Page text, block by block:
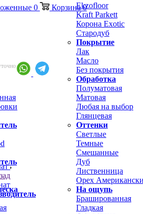
Ekzofloor
Kraft Parkett
Корона Exotic
Стародуб
Покрытие
Лак
Масло
Без покрытия
Обработка
Полуматовая
Матовая
Любая на выбор
Глянцевая
Оттенки
Светлые
Темные
Смешанные
Дуб
Лиственница
Орех
На ощупь
Брашированная
Гладкая
0 Корзина 0